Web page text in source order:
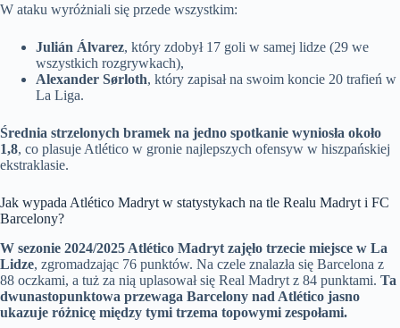
W ataku wyróżniali się przede wszystkim:
Julián Álvarez, który zdobył 17 goli w samej lidze (29 we
wszystkich rozgrywkach),
Alexander Sørloth, który zapisał na swoim koncie 20 trafień w
La Liga.
Średnia strzelonych bramek na jedno spotkanie wyniosła około
1,8, co plasuje Atlético w gronie najlepszych ofensyw w hiszpańskiej
ekstraklasie.
Jak wypada Atlético Madryt w statystykach na tle Realu Madryt i FC
Barcelony?
W sezonie 2024/2025 Atlético Madryt zajęło trzecie miejsce w La
Lidze, zgromadzając 76 punktów. Na czele znalazła się Barcelona z
88 oczkami, a tuż za nią uplasował się Real Madryt z 84 punktami. Ta
dwunastopunktowa przewaga Barcelony nad Atlético jasno
ukazuje różnicę między tymi trzema topowymi zespołami.